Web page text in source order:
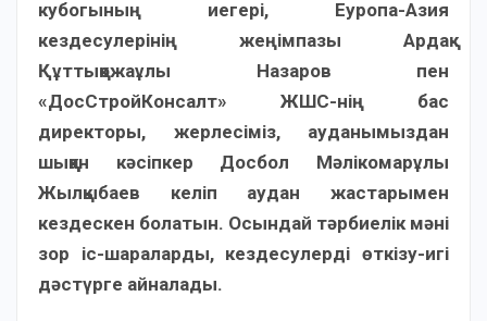
кубогының иегері, Еуропа-Азия
кездесулерінің жеңімпазы Ардақ
Құттықожаұлы Назаров пен
«ДосСтройКонсалт» ЖШС-нің бас
директоры, жерлесіміз, ауданымыздан
шыққан кәсіпкер Досбол Мәлікомарұлы
Жылқыбаев келіп аудан жастарымен
кездескен болатын. Осындай тәрбиелік мәні
зор іс-шараларды, кездесулерді өткізу-игі
дәстүрге айналады.